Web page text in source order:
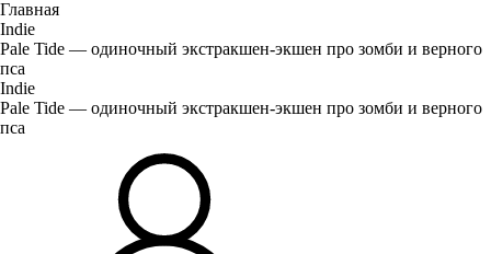
Главная
Indie
Pale Tide — одиночный экстракшен-экшен про зомби и верного
пса
Indie
Pale Tide — одиночный экстракшен-экшен про зомби и верного
пса